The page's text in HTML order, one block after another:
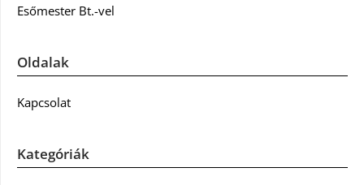
Esőmester Bt.-vel
Oldalak
Kapcsolat
Kategóriák